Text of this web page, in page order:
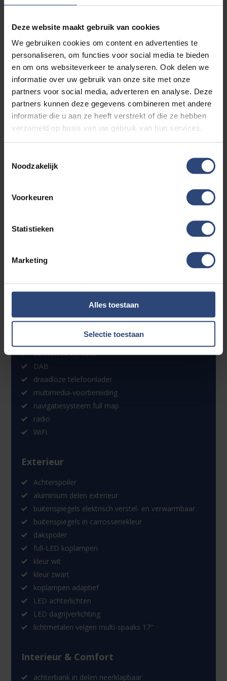
Deze website maakt gebruik van cookies
We gebruiken cookies om content en advertenties te
personaliseren, om functies voor social media te bieden
en om ons websiteverkeer te analyseren. Ook delen we
informatie over uw gebruik van onze site met onze
partners voor social media, adverteren en analyse. Deze
partners kunnen deze gegevens combineren met andere
informatie die u aan ze heeft verstrekt of die ze hebben
verzameld op basis van uw gebruik van hun services.
Noodzakelijk
Voorkeuren
Statistieken
Marketing
Alles toestaan
Selectie toestaan
servicepakket bestaande uit tenaamstelling, stofzuigen,
meerprijs van € 795,- leveren wij uw auto af als GARANT
OCCASION inclusief een onderhoudsbeurt conform
fabrieks voorschrift, halve tank brandstof, professionele
poetsbeurt met interieur reiniging, bij EV of PHEV
minimaal 1 laadkabel (tenzij er 2 laadkabels aanwezig
zijn), minimaal 12 maanden geldige APK, 12 maanden
Garant Occasion garantie en 12 maanden pech
onderweg service door heel Europa. Kortom.....
mogelijk. Voor meer informatie kijk op
https://www.autoaaltink.nl of neem contact met ons op
advertentie zo accuraat en actueel mogelijk weer te
geven. Fouten zijn echter nooit uit te sluiten. Vertrouw
bij aankoop de zaken die uw beslissing zouden kunnen
beïnvloeden. Er kunnen dan ook geen rechten worden
Accessoires
Entertainment & Media
Apple Carplay/Android Auto
connected services
DAB
draadloze telefoonlader
multimedia-voorbereiding
navigatiesysteem full map
radio
WiFi
Exterieur
Achterspoiler
aluminium delen exterieur
buitenspiegels elektrisch verstel- en verwarmbaar
buitenspiegels in carrosseriekleur
dakspoiler
full-LED koplampen
kleur wit
kleur zwart
koplampen adaptief
LED achterlichten
LED dagrijverlichting
lichtmetalen velgen multi-spaaks 17"
Interieur & Comfort
achterbank in delen neerklapbaar